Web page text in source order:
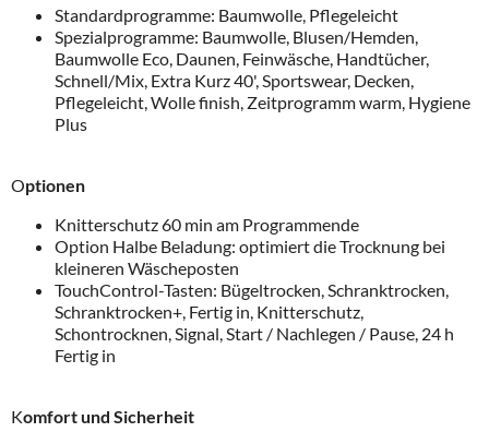
Standardprogramme: Baumwolle, Pflegeleicht
Spezialprogramme: Baumwolle, Blusen/Hemden,
Baumwolle Eco, Daunen, Feinwäsche, Handtücher,
Schnell/Mix, Extra Kurz 40', Sportswear, Decken,
Pflegeleicht, Wolle finish, Zeitprogramm warm, Hygiene
Plus
Optionen
Knitterschutz 60 min am Programmende
Option Halbe Beladung: optimiert die Trocknung bei
kleineren Wäscheposten
TouchControl-Tasten: Bügeltrocken, Schranktrocken,
Schranktrocken+, Fertig in, Knitterschutz,
Schontrocknen, Signal, Start / Nachlegen / Pause, 24 h
Fertig in
Komfort und Sicherheit